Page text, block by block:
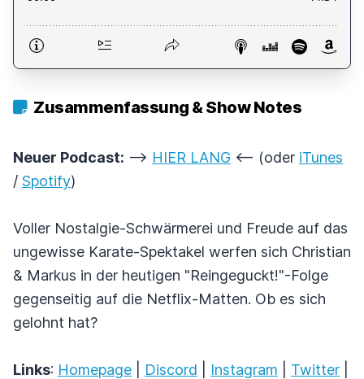
Zusammenfassung & Show Notes
Neuer Podcast: --> HIER LANG <-- (oder iTunes
/ Spotify)
Voller Nostalgie-Schwärmerei und Freude auf das
ungewisse Karate-Spektakel werfen sich Christian
& Markus in der heutigen "Reingeguckt!"-Folge
gegenseitig auf die Netflix-Matten. Ob es sich
gelohnt hat?
Links: Homepage Discord Instagram Twitter